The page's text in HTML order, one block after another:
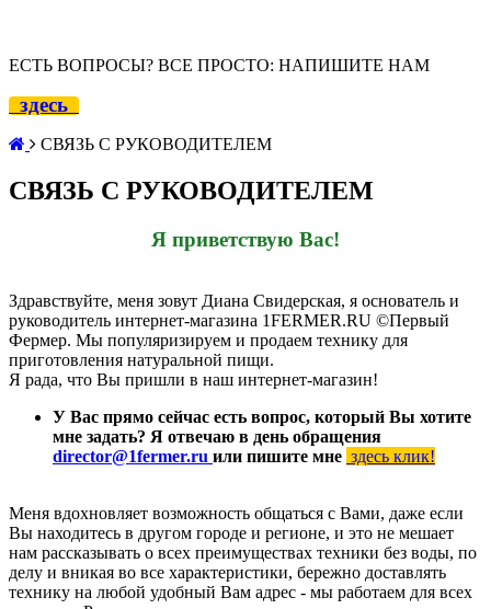
ЕСТЬ ВОПРОСЫ? ВСЕ ПРОСТО: НАПИШИТЕ НАМ
здесь
СВЯЗЬ С РУКОВОДИТЕЛЕМ
СВЯЗЬ С РУКОВОДИТЕЛЕМ
Я приветствую Вас!
Здравствуйте, меня зовут Диана Свидерская, я основатель и
руководитель интернет-магазина 1FERMER.RU ©Первый
Фермер. Мы популяризируем и продаем технику для
приготовления натуральной пищи.
Я рада, что Вы пришли в наш интернет-магазин!
У Вас прямо сейчас есть вопрос, который Вы хотите
мне задать? Я отвечаю в день обращения
director@1fermer.ru или пишите мне здесь клик!
Меня вдохновляет возможность общаться с Вами, даже если
Вы находитесь в другом городе и регионе, и это не мешает
нам рассказывать о всех преимуществах техники без воды, по
делу и вникая во все характеристики, бережно доставлять
технику на любой удобный Вам адрес - мы работаем для всех